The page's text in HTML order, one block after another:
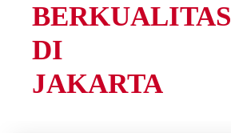
BERKUALITAS
DI
JAKARTA